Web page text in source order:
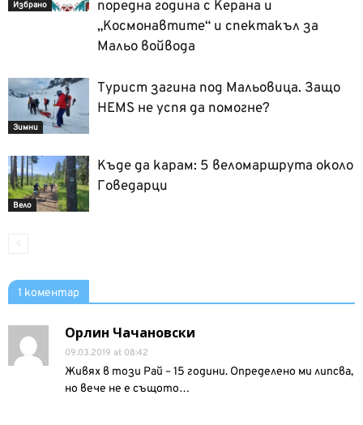
Избрано
поредна година с Керана и
„Космонавтите“ и спектакъл за
Мальо войвода
Зимни
Турист загина под Мальовица. Защо
HEMS не успя да помогне?
Вело
Къде да карам: 5 веломаршрута около
Говедарци
1 коментар
Орлин Чачановски
09.03.2019 at 08:42
Живях в този Рай – 15 години. Определено ми липсва,
но вече не е същото…